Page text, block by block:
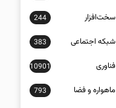
سخت‌افزار 244
شبكه اجتماعی 383
فناوری 10901
ماهواره و فضا 793